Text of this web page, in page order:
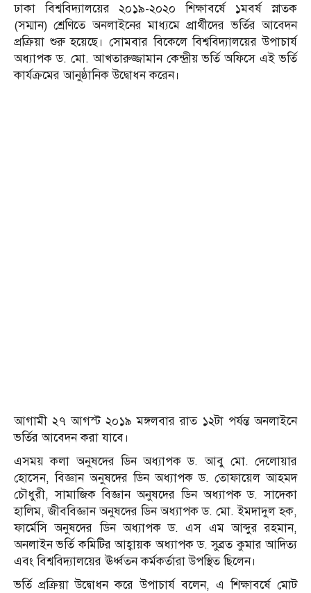
ঢাকা বিশ্ববিদ্যালয়ের ২০১৯-২০২০ শিক্ষাবর্ষে ১মবর্ষ স্নাতক
(সম্মান) শ্রেণিতে অনলাইনের মাধ্যমে প্রার্থীদের ভর্তির আবেদন
প্রক্রিয়া শুরু হয়েছে। সোমবার বিকেলে বিশ্ববিদ্যালয়ের উপাচার্য
অধ্যাপক ড. মো. আখতারুজ্জামান কেন্দ্রীয় ভর্তি অফিসে এই ভর্তি
কার্যক্রমের আনুষ্ঠানিক উদ্বোধন করেন।
আগামী ২৭ আগস্ট ২০১৯ মঙ্গলবার রাত ১২টা পর্যন্ত অনলাইনে
ভর্তির আবেদন করা যাবে।
এসময় কলা অনুষদের ডিন অধ্যাপক ড. আবু মো. দেলোয়ার
হোসেন, বিজ্ঞান অনুষদের ডিন অধ্যাপক ড. তোফায়েল আহমদ
চৌধুরী, সামাজিক বিজ্ঞান অনুষদের ডিন অধ্যাপক ড. সাদেকা
হালিম, জীববিজ্ঞান অনুষদের ডিন অধ্যাপক ড. মো. ইমদাদুল হক,
ফার্মেসি অনুষদের ডিন অধ্যাপক ড. এস এম আব্দুর রহমান,
অনলাইন ভর্তি কমিটির আহ্বায়ক অধ্যাপক ড. সুব্রত কুমার আদিত্য
এবং বিশ্ববিদ্যালয়ের ঊর্ধ্বতন কর্মকর্তারা উপস্থিত ছিলেন।
ভর্তি প্রক্রিয়া উদ্বোধন করে উপাচার্য বলেন, এ শিক্ষাবর্ষে মোট